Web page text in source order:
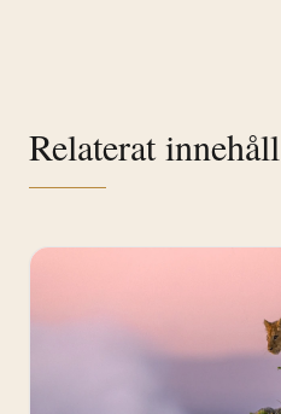
Relaterat innehåll